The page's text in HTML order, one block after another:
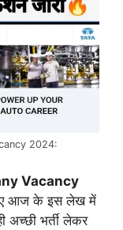
2024:
Vacancy
आज के इस लेख में
अच्छी भर्ती लेकर